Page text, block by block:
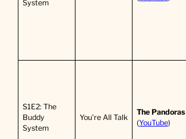
System
S1E2: The
Buddy
System
You’re All Talk
The Pandoras
(YouTube)